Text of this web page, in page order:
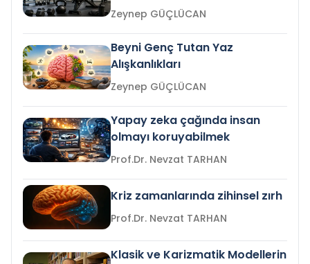
Zeynep GÜÇLÜCAN
Beyni Genç Tutan Yaz
Alışkanlıkları
Zeynep GÜÇLÜCAN
Yapay zeka çağında insan
olmayı koruyabilmek
Prof.Dr. Nevzat TARHAN
Kriz zamanlarında zihinsel zırh
Prof.Dr. Nevzat TARHAN
Klasik ve Karizmatik Modellerin